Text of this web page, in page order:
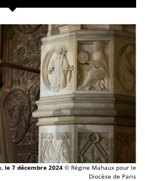
le 7 décembre 2024 © Régine Mahaux pour le
Diocèse de Paris